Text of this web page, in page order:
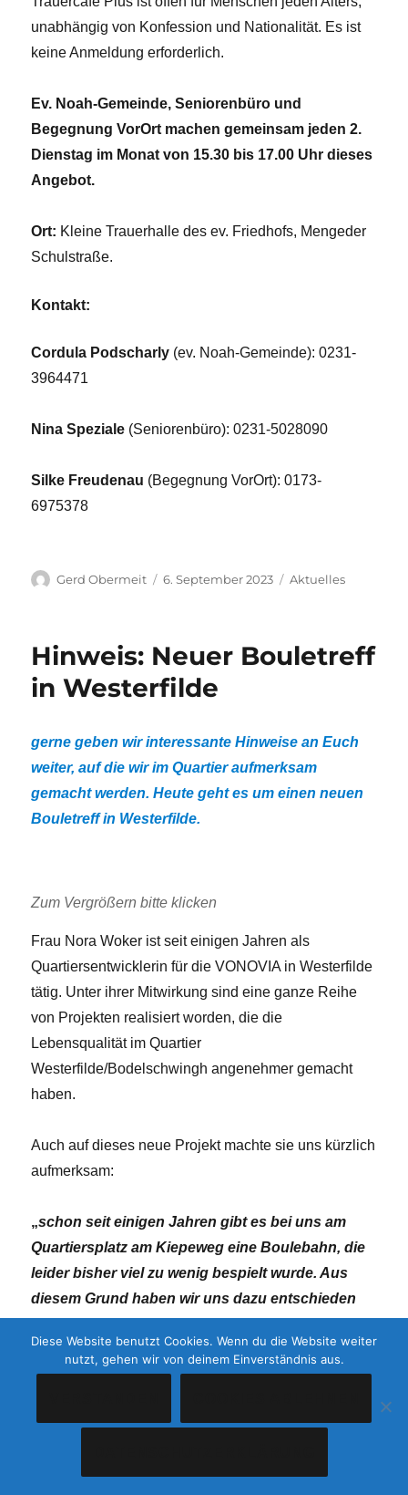
unabhängig von Konfession und Nationalität. Es ist
keine Anmeldung erforderlich.
Ev. Noah-Gemeinde, Seniorenbüro und
Begegnung VorOrt machen gemeinsam jeden 2.
Dienstag im Monat von 15.30 bis 17.00 Uhr dieses
Angebot.
Ort: Kleine Trauerhalle des ev. Friedhofs, Mengeder
Schulstraße.
Kontakt:
Cordula Podscharly (ev. Noah-Gemeinde): 0231-
3964471
Nina Speziale (Seniorenbüro): 0231-5028090
Silke Freudenau (Begegnung VorOrt): 0173-
6975378
Autor
Gerd Obermeit
Veröffentlicht
6. September 2023 Kategorien
Aktuelles
Hinweis: Neuer Bouletreff
in Westerfilde
gerne geben wir interessante Hinweise an Euch
weiter, auf die wir im Quartier aufmerksam
gemacht werden. Heute geht es um einen neuen
Bouletreff in Westerfilde.
Zum Vergrößern bitte klicken
Frau Nora Woker ist seit einigen Jahren als
Quartiersentwicklerin für die VONOVIA in Westerfilde
tätig. Unter ihrer Mitwirkung sind eine ganze Reihe
von Projekten realisiert worden, die die
Lebensqualität im Quartier
Westerfilde/Bodelschwingh angenehmer gemacht
haben.
Auch auf dieses neue Projekt machte sie uns kürzlich
aufmerksam:
„schon seit einigen Jahren gibt es bei uns am
Quartiersplatz am Kiepeweg eine Boulebahn, die
leider bisher viel zu wenig bespielt wurde. Aus
diesem Grund haben wir uns dazu entschieden
(bei gutem Wetter) von 16 – 18 Uhr dort
anzubieten.„
Für uns klingt das nach einem verlockenden
ist das genau der richtige Freizeitsport, nach dem ihr
Diese Website benutzt Cookies. Wenn du die Website weiter
nutzt, gehen wir von deinem Einverständnis aus.